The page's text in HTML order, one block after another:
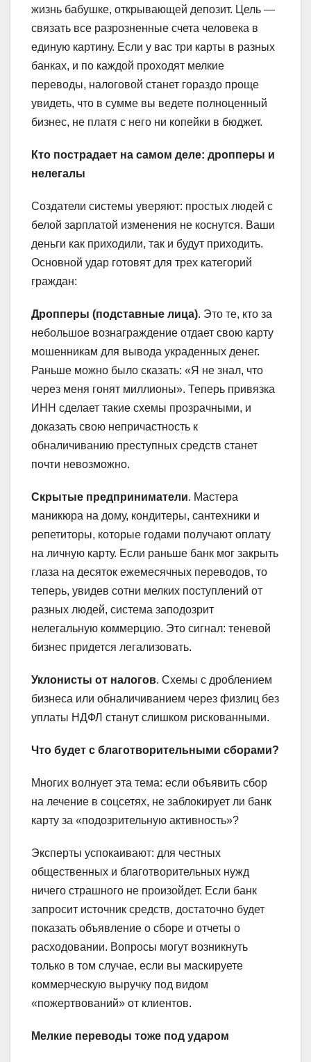
жизнь бабушке, открывающей депозит. Цель —
связать все разрозненные счета человека в
единую картину. Если у вас три карты в разных
банках, и по каждой проходят мелкие
переводы, налоговой станет гораздо проще
увидеть, что в сумме вы ведете полноценный
бизнес, не платя с него ни копейки в бюджет.
Кто пострадает на самом деле: дропперы и
нелегалы
Создатели системы уверяют: простых людей с
белой зарплатой изменения не коснутся. Ваши
деньги как приходили, так и будут приходить.
Основной удар готовят для трех категорий
граждан:
Дропперы (подставные лица). Это те, кто за
небольшое вознаграждение отдает свою карту
мошенникам для вывода украденных денег.
Раньше можно было сказать: «Я не знал, что
через меня гонят миллионы». Теперь привязка
ИНН сделает такие схемы прозрачными, и
доказать свою непричастность к
обналичиванию преступных средств станет
почти невозможно.
Скрытые предприниматели. Мастера
маникюра на дому, кондитеры, сантехники и
репетиторы, которые годами получают оплату
на личную карту. Если раньше банк мог закрыть
глаза на десяток ежемесячных переводов, то
теперь, увидев сотни мелких поступлений от
разных людей, система заподозрит
нелегальную коммерцию. Это сигнал: теневой
бизнес придется легализовать.
Уклонисты от налогов. Схемы с дроблением
бизнеса или обналичиванием через физлиц без
уплаты НДФЛ станут слишком рискованными.
Что будет с благотворительными сборами?
Многих волнует эта тема: если объявить сбор
на лечение в соцсетях, не заблокирует ли банк
карту за «подозрительную активность»?
Эксперты успокаивают: для честных
общественных и благотворительных нужд
ничего страшного не произойдет. Если банк
запросит источник средств, достаточно будет
показать объявление о сборе и отчеты о
расходовании. Вопросы могут возникнуть
только в том случае, если вы маскируете
коммерческую выручку под видом
«пожертвований» от клиентов.
Мелкие переводы тоже под ударом